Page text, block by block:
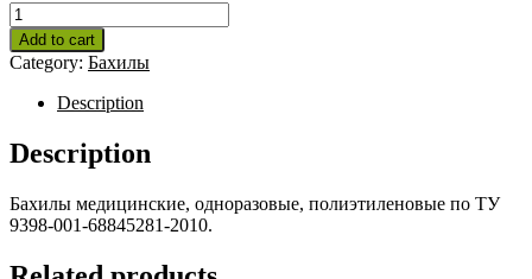
Бахилы
медицинские
особопрочные
30мкм
(4,0г)
100пар
quantity
Add to cart
Category: Бахилы
Description
Description
Бахилы медицинские, одноразовые, полиэтиленовые по ТУ
9398-001-68845281-2010.